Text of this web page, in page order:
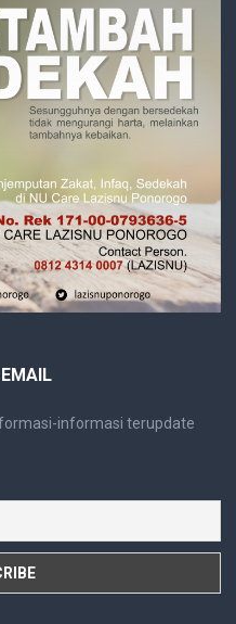
informasi terupdate